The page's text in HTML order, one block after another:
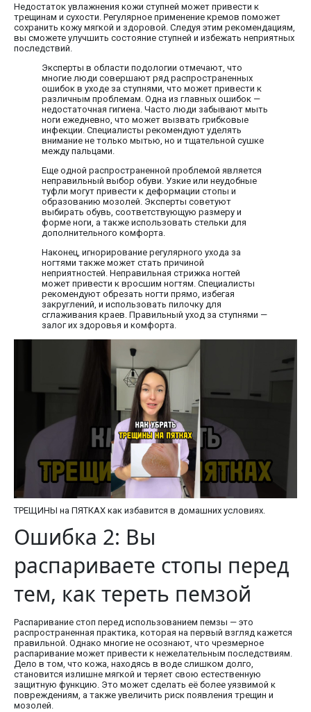
Недостаток увлажнения кожи ступней может привести к
трещинам и сухости. Регулярное применение кремов поможет
сохранить кожу мягкой и здоровой. Следуя этим рекомендациям,
вы сможете улучшить состояние ступней и избежать неприятных
последствий.
Эксперты в области подологии отмечают, что
многие люди совершают ряд распространенных
ошибок в уходе за ступнями, что может привести к
различным проблемам. Одна из главных ошибок —
недостаточная гигиена. Часто люди забывают мыть
ноги ежедневно, что может вызвать грибковые
инфекции. Специалисты рекомендуют уделять
внимание не только мытью, но и тщательной сушке
между пальцами.
Еще одной распространенной проблемой является
неправильный выбор обуви. Узкие или неудобные
туфли могут привести к деформации стопы и
образованию мозолей. Эксперты советуют
выбирать обувь, соответствующую размеру и
форме ноги, а также использовать стельки для
дополнительного комфорта.
Наконец, игнорирование регулярного ухода за
ногтями также может стать причиной
неприятностей. Неправильная стрижка ногтей
может привести к вросшим ногтям. Специалисты
рекомендуют обрезать ногти прямо, избегая
закруглений, и использовать пилочку для
сглаживания краев. Правильный уход за ступнями —
залог их здоровья и комфорта.
ТРЕЩИНЫ на ПЯТКАХ как избавится в домашних условиях.
Ошибка 2: Вы
распариваете стопы перед
тем, как тереть пемзой
Распаривание стоп перед использованием пемзы — это
распространенная практика, которая на первый взгляд кажется
правильной. Однако многие не осознают, что чрезмерное
распаривание может привести к нежелательным последствиям.
Дело в том, что кожа, находясь в воде слишком долго,
становится излишне мягкой и теряет свою естественную
защитную функцию. Это может сделать её более уязвимой к
повреждениям, а также увеличить риск появления трещин и
мозолей.